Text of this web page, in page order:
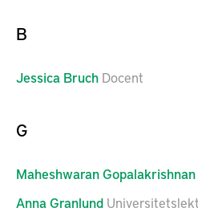
B
Jessica Bruch Docent
G
MaheshwaranGopalakrishnan
AnnaGranlund